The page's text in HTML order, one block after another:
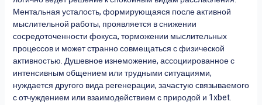
Ментальная усталость, формирующаяся после активной
мыслительной работы, проявляется в снижении
сосредоточенности фокуса, торможении мыслительных
процессов и может странно совмещаться с физической
активностью. Душевное изнеможение, ассоциированное с
интенсивным общением или трудными ситуациями,
нуждается другого вида регенерации, зачастую связываемого
с отчуждением или взаимодействием с природой и 1xbet.